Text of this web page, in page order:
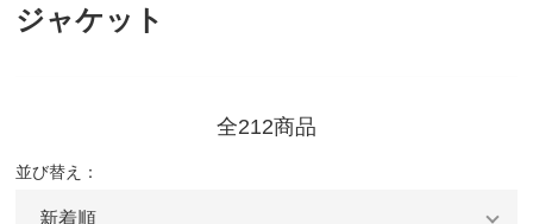
ジャケット
全212商品
並び替え：